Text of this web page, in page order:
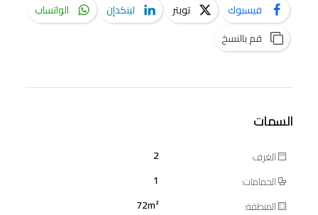
فيسبوك تويتر لينكدإن
الواتساب
قم بالنسخ
السمات
الغرف
2
الحمامات:
1
المنطقة:
72m²